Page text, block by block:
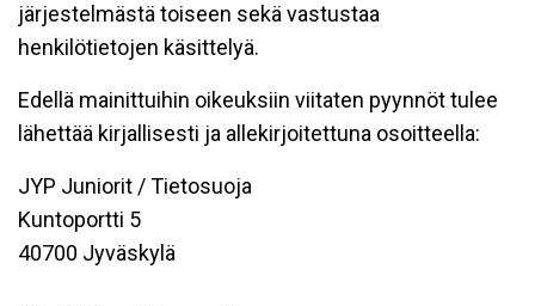
järjestelmästä toiseen sekä vastustaa
henkilötietojen käsittelyä.
Edellä mainittuihin oikeuksiin viitaten pyynnöt tulee
lähettää kirjallisesti ja allekirjoitettuna osoitteella:
JYP Juniorit / Tietosuoja
Kuntoportti 5
40700 Jyväskylä